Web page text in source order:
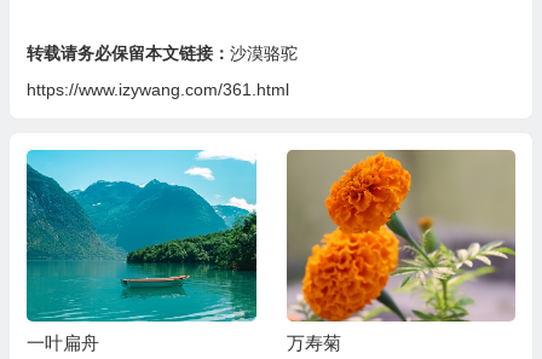
转载请务必保留本文链接： 沙漠骆驼
https://www.izywang.com/361.html
一叶扁舟 万寿菊